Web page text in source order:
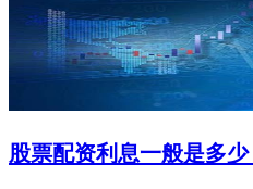
股票配资利息一般是多